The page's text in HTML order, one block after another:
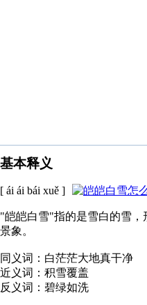
基本释义
[ ái ái bái xuě ]
"皑皑白雪"指的是雪白的雪
景象。
同义词：白茫茫大地真干净
近义词：积雪覆盖
反义词：碧绿如洗